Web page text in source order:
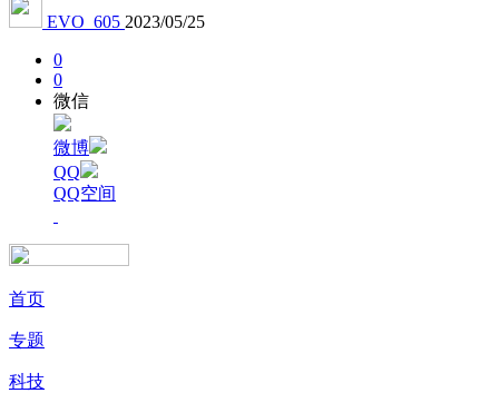
EVO_605 2023/05/25
0
0
微信
微博
QQ
QQ空间
首页
专题
科技